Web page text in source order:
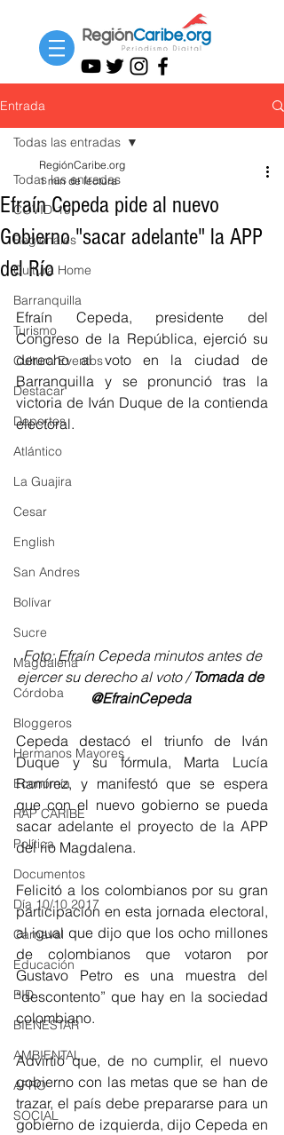
Entrada
Todas las entradas
COVID-19
Regionales
Cultura Home
Barranquilla
Turismo
Cultura Eventos
Destacar
Deportes
Atlántico
La Guajira
Cesar
English
San Andres
Bolívar
Sucre
Magdalena
Córdoba
Bloggeros
Hermanos Mayores
Economía
RAP CARIBE
Política
Documentos
Día 10/10 2017
Carnaval
Educación
BID
BIENESTAR
AMBIENTAL
AFRO
SOCIAL
Todas las entradas
Efraín Cepeda pide al nuevo
Gobierno "sacar adelante" la APP
del Río
RegiónCaribe.org
1 min de lectura
Efraín Cepeda, presidente del
Congreso de la República, ejerció su
derecho al voto en la ciudad de
Barranquilla y se pronunció tras la
victoria de Iván Duque de la contienda
electoral.
Foto: Efraín Cepeda minutos antes de
ejercer su derecho al voto / Tomada de
@EfrainCepeda
Cepeda destacó el triunfo de Iván
Duque y su fórmula, Marta Lucía
Ramírez, y manifestó que se espera
que con el nuevo gobierno se pueda
sacar adelante el proyecto de la APP
del río Magdalena.
Felicitó a los colombianos por su gran
participación en esta jornada electoral,
al igual que dijo que los ocho millones
de colombianos que votaron por
Gustavo Petro es una muestra del
“descontento” que hay en la sociedad
colombiano.
Advirtió que, de no cumplir, el nuevo
gobierno con las metas que se han de
trazar, el país debe prepararse para un
gobierno de izquierda, dijo Cepeda en